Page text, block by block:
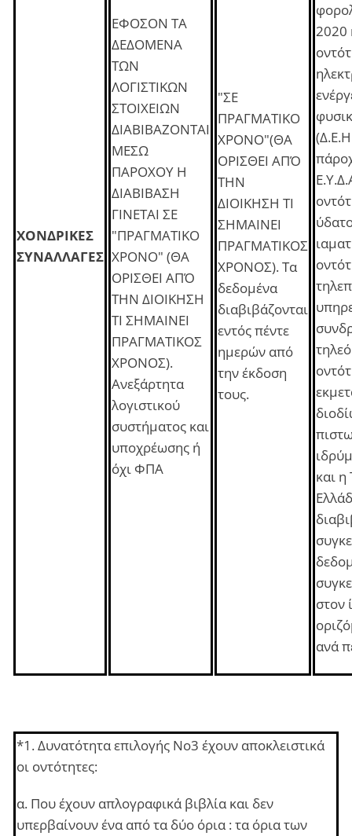
ΧΟΝΔΡΙΚΕΣ
ΣΥΝΑΛΛΑΓΕΣ
ΕΦΟΣΟΝ ΤΑ
ΔΕΔΟΜΕΝΑ
ΤΩΝ
ΛΟΓΙΣΤΙΚΩΝ
ΣΤΟΙΧΕΙΩΝ
ΔΙΑΒΙΒΑΖΟΝΤΑΙ
ΜΕΣΩ
ΠΑΡΟΧΟΥ Η
ΔΙΑΒΙΒΑΣΗ
ΓΙΝΕΤΑΙ ΣΕ
"ΠΡΑΓΜΑΤΙΚΟ
ΧΡΟΝΟ" (ΘΑ
ΟΡΙΣΘΕΙ ΑΠΌ
ΤΗΝ ΔΙΟΙΚΗΣΗ
ΤΙ ΣΗΜΑΙΝΕΙ
ΠΡΑΓΜΑΤΙΚΟΣ
ΧΡΟΝΟΣ).
Ανεξάρτητα
λογιστικού
συστήματος και
υποχρέωσης ή
όχι ΦΠΑ
"ΣΕ
ΠΡΑΓΜΑΤΙΚΟ
ΧΡΟΝΟ"(ΘΑ
ΟΡΙΣΘΕΙ ΑΠΌ
ΤΗΝ
ΔΙΟΙΚΗΣΗ ΤΙ
ΣΗΜΑΙΝΕΙ
ΠΡΑΓΜΑΤΙΚΟΣ
ΧΡΟΝΟΣ). Τα
δεδομένα
διαβιβάζονται
εντός πέντε
ημερών από
την έκδοση
τους.
2020
και η
στον
ανά
*1. Δυνατότητα επιλογής No3 έχουν αποκλειστικά
οι οντότητες:
α. Που έχουν απλογραφικά βιβλία και δεν
υπερβαίνουν ένα από τα δύο όρια : τα όρια των